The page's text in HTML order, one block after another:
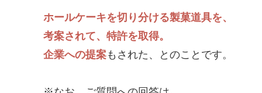
ホールケーキを切り分ける製菓道具を、
考案されて、特許を取得。
企業への提案もされた、とのことです。